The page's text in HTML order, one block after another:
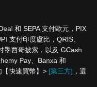
和 SEPA 支付歐元，PIX
支付印度盧比，QRIS、
墨西哥披索，以及 GCash
Pay、Banxa 和
快速買幣】> [第三方] ，選